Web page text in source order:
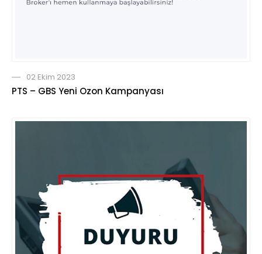
02 Ekim 2023
PTS – GBS Yeni Ozon Kampanyası